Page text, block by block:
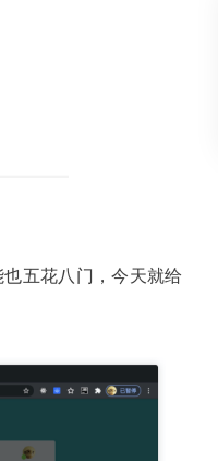
五花八门，今天就给